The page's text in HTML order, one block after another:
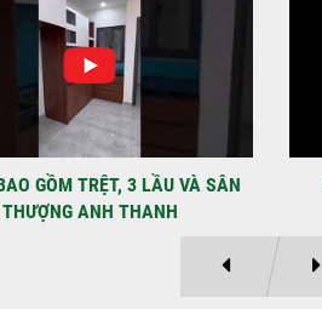
KẾ NHÀ PHỐ 2 TẦNG